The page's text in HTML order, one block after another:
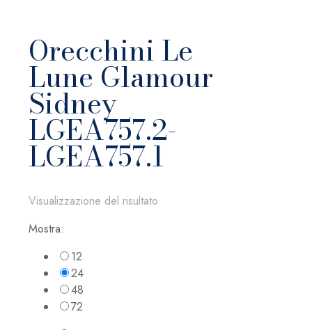
Orecchini Le
Lune Glamour
Sidney
LGEA757.2-
LGEA757.1
Visualizzazione del risultato
Mostra:
12
24
48
72